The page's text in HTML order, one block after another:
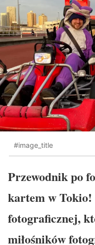
#image_title
Przewodnik po
kartem w
fotograficznej,
miłośników